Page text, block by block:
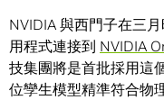
NVIDIA 與西門子在三
用程式連接到 NVIDIA
技集團將是首批採用這
位孿生模型精準符合物